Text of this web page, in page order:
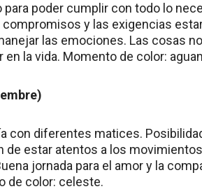
poder cumplir con todo lo
y las exigencias
las emociones. Las cosas
la vida. Momento de color:
con diferentes matices.
de estar atentos a los
jornada para el amor y la
de color: celeste.